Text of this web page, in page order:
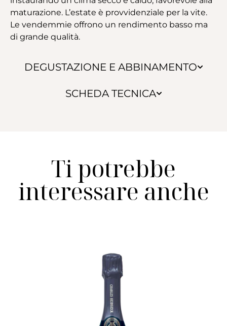
DEGUSTAZIONE E ABBINAMENTO
SCHEDA TECNICA
maturazione. L’estate è provvidenziale per la vite.
Le vendemmie offrono un rendimento basso ma
di grande qualità.
Ti potrebbe
interessare anche